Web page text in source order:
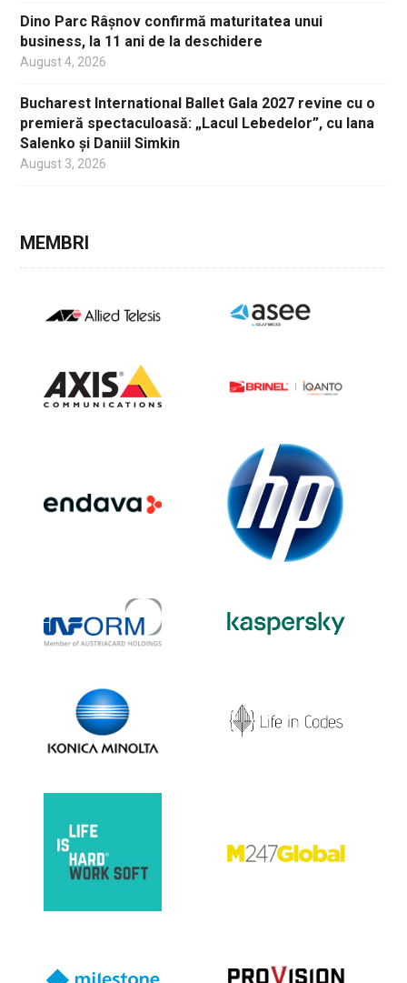
Dino Parc Râșnov confirmă maturitatea unui
business, la 11 ani de la deschidere
August 4, 2026
Bucharest International Ballet Gala 2027 revine cu o
premieră spectaculoasă: „Lacul Lebedelor”, cu Iana
Salenko și Daniil Simkin
August 3, 2026
MEMBRI